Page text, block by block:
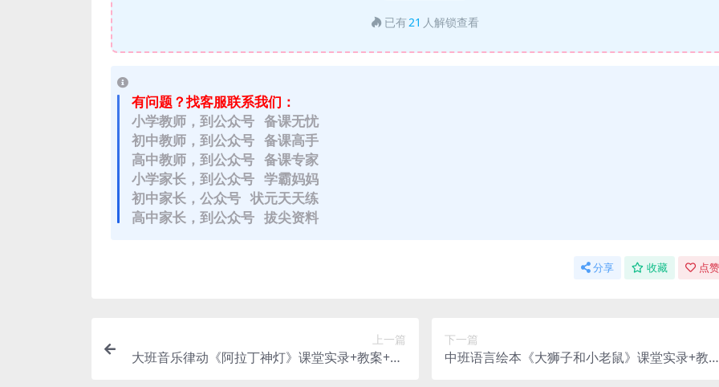
已有21 人解锁查看
有问题？找客服联系我们：
小学教师，到公众号 备课无忧
初中教师，到公众号 备课高手
高中教师，到公众号 备课专家
小学家长，到公众号 学霸妈妈
初中家长，公众号 状元天天练
高中家长，到公众号 拔尖资料
分享 收藏 点
上一篇
大班音乐律动《阿拉丁神灯》课堂实录+教案+pp
下一篇
中班语言绘本《大狮子和小老鼠》课堂实录+教